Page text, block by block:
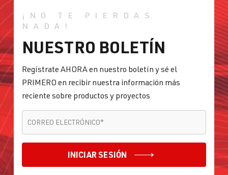
¡NO TE PIERDAS
NADA!
NUESTRO BOLETÍN
Regístrate AHORA en nuestro boletín y sé el
PRIMERO en recibir nuestra información más
reciente sobre productos y proyectos
CORREO ELECTRÓNICO*
INICIAR SESIÓN